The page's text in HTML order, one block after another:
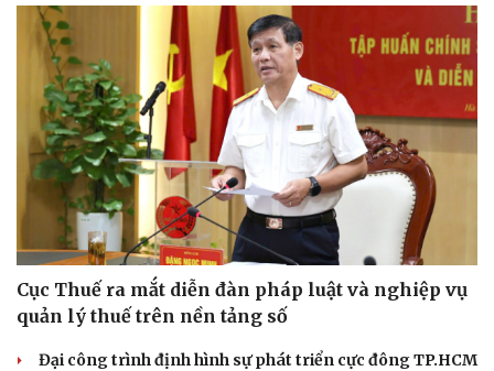
Cục Thuế ra mắt diễn đàn pháp luật và nghiệp vụ
quản lý thuế trên nền tảng số
Đại công trình định hình sự phát triển cực đông TP.HCM